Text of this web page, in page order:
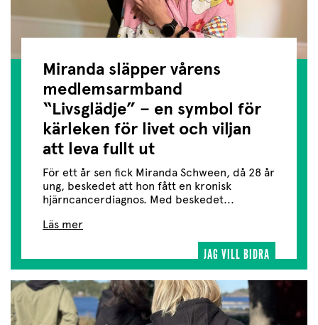
Miranda släpper vårens
medlemsarmband
“Livsglädje” – en symbol för
kärleken för livet och viljan
att leva fullt ut
För ett år sen fick Miranda Schween, då 28 år
ung, beskedet att hon fått en kronisk
hjärncancerdiagnos. Med beskedet...
Läs mer
JAG VILL BIDRA